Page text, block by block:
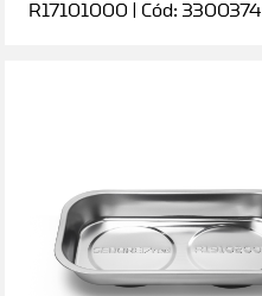
R17101000 | Cód: 3300374